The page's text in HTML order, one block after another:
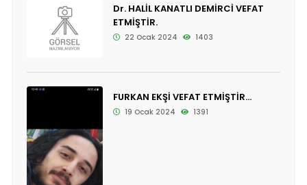
Dr. HALİL KANATLI DEMİRCİ VEFAT
ETMİŞTİR.
22 Ocak 2024 1403
FURKAN EKŞİ VEFAT ETMİŞTİR...
19 Ocak 2024 1391